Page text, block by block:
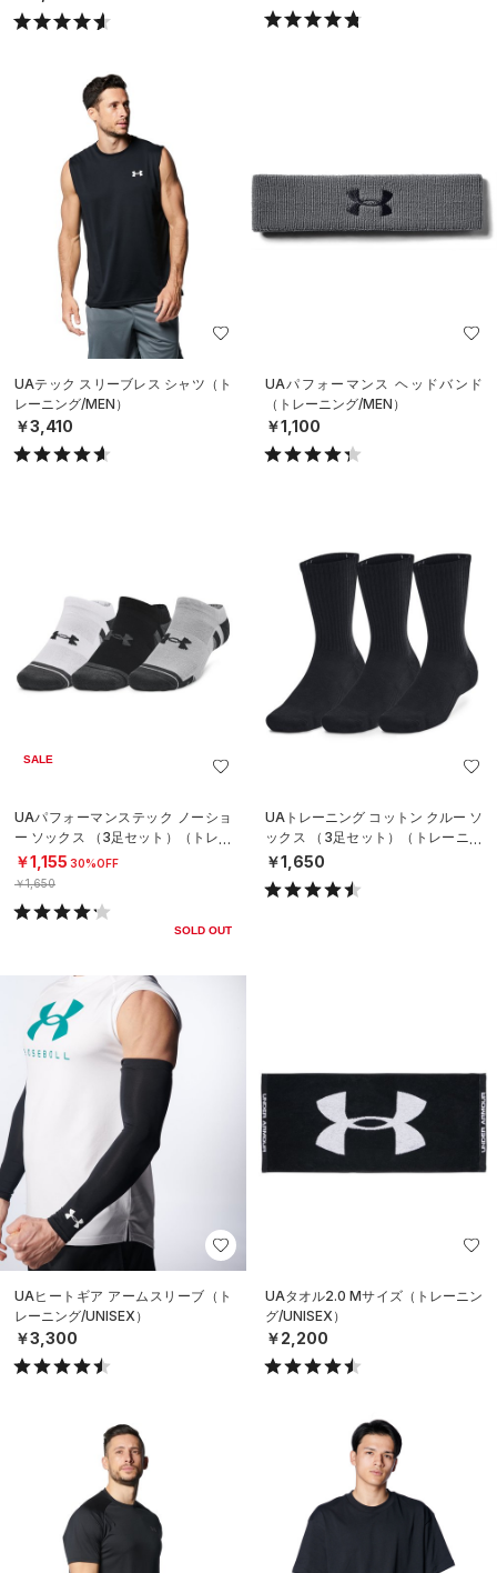
UAテック スリーブレス シャツ（ト
レーニング/MEN）
￥3,410
UAパフォーマンス ヘッドバンド
（トレーニング/MEN）
￥1,100
SALE
UAパフォーマンステック ノーショ
ー ソックス （3足セット）（トレー
ニング/UNISEX）
￥1,155 30%OFF
￥1,650
SOLD OUT
UAトレーニング コットン クルー ソ
ックス （3足セット）（トレーニン
グ/UNISEX）
￥1,650
UAヒートギア アームスリーブ（ト
レーニング/UNISEX）
￥3,300
UAタオル2.0 Mサイズ（トレーニン
グ/UNISEX）
￥2,200